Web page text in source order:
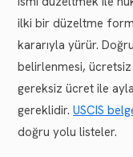
ilki bir düzeltme
kararıyla yürür.
belirlenmesi, ücretsiz
gereksiz ücret ile
gereklidir. USCIS
doğru yolu listeler.